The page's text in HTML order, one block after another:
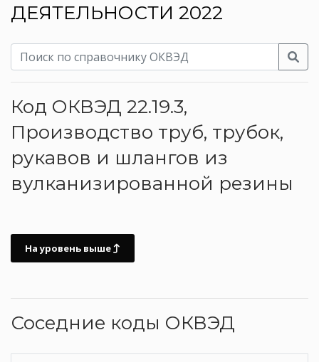
ДЕЯТЕЛЬНОСТИ 2022
Код ОКВЭД 22.19.3,
Производство труб, трубок,
рукавов и шлангов из
вулканизированной резины
На уровень выше
Соседние коды ОКВЭД